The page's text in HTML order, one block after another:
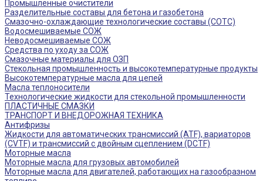
Промышленные очистители
Разделительные составы для бетона и газобетона
Смазочно-охлаждающие технологические составы (СОТС)
Водосмешиваемые СОЖ
Неводосмешиваемые СОЖ
Средства по уходу за СОЖ
Смазочные материалы для ОЗП
Стекольная промышленность и высокотемпературные продукты
Высокотемпературные масла для цепей
Масла теплоносители
Технологические жидкости для стекольной промышленности
ПЛАСТИЧНЫЕ СМАЗКИ
ТРАНСПОРТ И ВНЕДОРОЖНАЯ ТЕХНИКА
Антифризы
Жидкости для автоматических трансмиссий (ATF), вариаторов
(CVTF) и трансмиссий с двойным сцеплением (DCTF)
Моторные масла
Моторные масла для грузовых автомобилей
Моторные масла для двигателей, работающих на газообразном